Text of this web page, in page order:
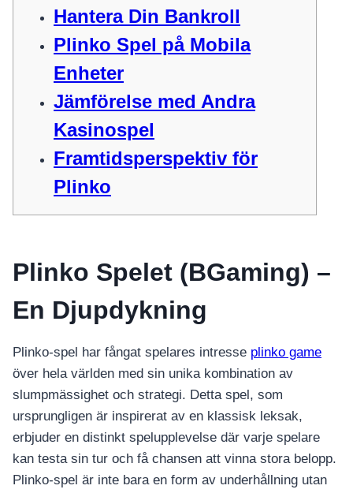
Hantera Din Bankroll
Plinko Spel på Mobila
Enheter
Jämförelse med Andra
Kasinospel
Framtidsperspektiv för
Plinko
Plinko Spelet (BGaming) –
En Djupdykning
Plinko-spel har fångat spelares intresse plinko game
över hela världen med sin unika kombination av
slumpmässighet och strategi. Detta spel, som
ursprungligen är inspirerat av en klassisk leksak,
erbjuder en distinkt spelupplevelse där varje spelare
kan testa sin tur och få chansen att vinna stora belopp.
Plinko-spel är inte bara en form av underhållning utan